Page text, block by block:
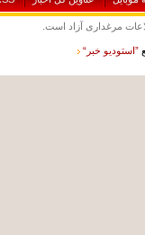
مرغداری آزاد است.
خبر“